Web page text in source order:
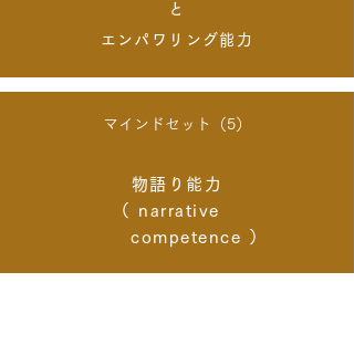
と
エンパワリング能力
マインドセット（5）
物語り能力
（ narrative
competence ）